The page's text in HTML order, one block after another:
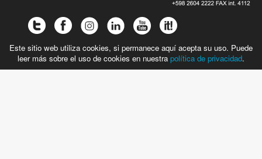
Este sitio web utiliza cookies, si permanece aquí acepta su uso. Puede
leer más sobre el uso de cookies en nuestra política de privacidad.